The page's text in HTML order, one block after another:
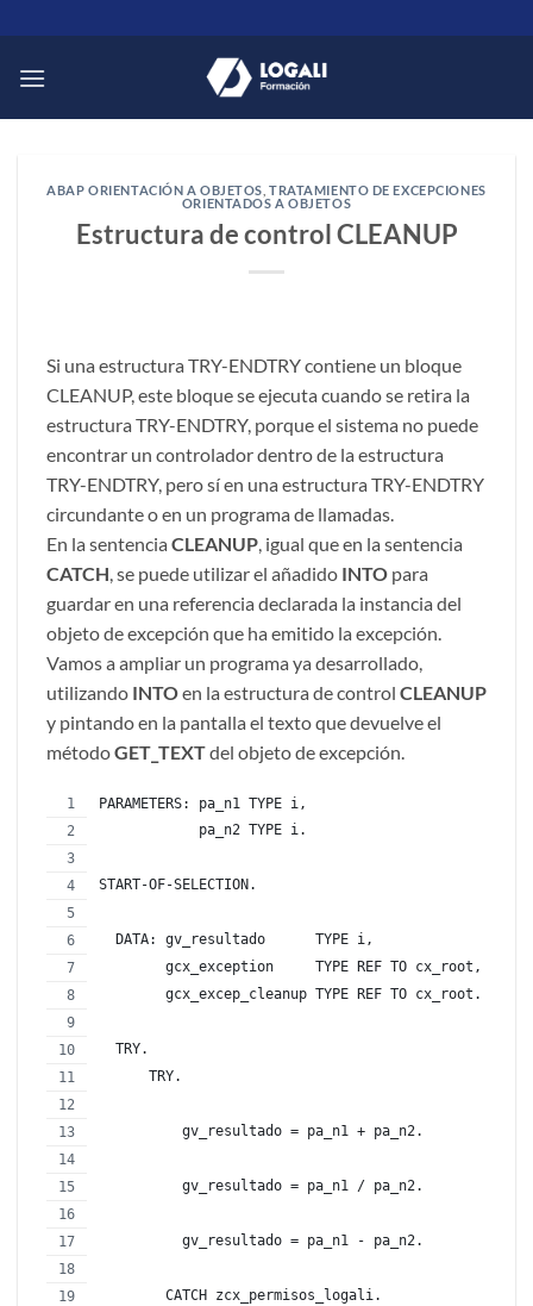
al
contenido
ABAP ORIENTACIÓN A OBJETOS ,TRATAMIENTO DE EXCEPCIONES
ORIENTADOS A OBJETOS
Estructura de control CLEANUP
Si una estructura TRY-ENDTRY contiene un bloque
CLEANUP, este bloque se ejecuta cuando se retira la
estructura TRY-ENDTRY, porque el sistema no puede
encontrar un controlador dentro de la estructura
TRY-ENDTRY, pero sí en una estructura TRY-ENDTRY
circundante o en un programa de llamadas.
En la sentencia CLEANUP , igual que en la sentencia
CATCH , se puede utilizar el añadido INTO para
guardar en una referencia declarada la instancia del
objeto de excepción que ha emitido la excepción.
Vamos a ampliar un programa ya desarrollado,
utilizando INTOen la estructura de control CLEANUP
y pintando en la pantalla el texto que devuelve el
métodoGET_TEXTdel objeto de excepción.
PARAMETERS: pa_n1 TYPE i,
            pa_n2 TYPE i.
START-OF-SELECTION.
  DATA: gv_resultado      TYPE i,
        gcx_exception     TYPE REF TO cx_root,
        gcx_excep_cleanup TYPE REF TO cx_root.
  TRY.
      TRY.
          gv_resultado = pa_n1 + pa_n2.
          gv_resultado = pa_n1 / pa_n2.
          gv_resultado = pa_n1 - pa_n2.
        CATCH zcx_permisos_logali.